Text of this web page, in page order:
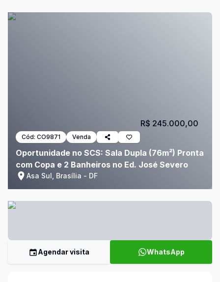
Cód: CO9871 Venda
Oportunidade no SCS: Sala Dupla (76m²) Pronta
com Copa e 2 Banheiros no Ed. José Severo
Asa Sul, Brasília - DF
R$ 245.000,00
Agendar visita WhatsApp